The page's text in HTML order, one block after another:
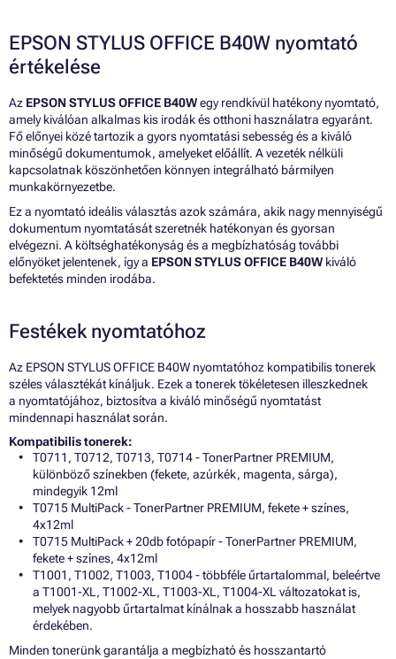
EPSON STYLUS OFFICE B40W nyomtató
értékelése
Az EPSON STYLUS OFFICE B40Wegy rendkívül hatékony nyomtató,
amely kiválóan alkalmas kis irodák és otthoni használatra egyaránt.
Fő előnyei közé tartozik a gyors nyomtatási sebesség és a kiváló
minőségű dokumentumok, amelyeket előállít. A vezeték nélküli
kapcsolatnak köszönhetően könnyen integrálható bármilyen
munkakörnyezetbe.
Ez a nyomtató ideális választás azok számára, akik nagy mennyiségű
dokumentum nyomtatását szeretnék hatékonyan és gyorsan
elvégezni. A költséghatékonyság és a megbízhatóság további
előnyöket jelentenek, így a EPSON STYLUS OFFICE B40W kiváló
befektetés minden irodába.
Festékek nyomtatóhoz
Az EPSON STYLUS OFFICE B40W nyomtatóhoz kompatibilis tonerek
széles választékát kínáljuk. Ezek a tonerek tökéletesen illeszkednek
a nyomtatójához, biztosítva a kiváló minőségű nyomtatást
mindennapi használat során.
Kompatibilis tonerek:
T0711, T0712, T0713, T0714 - TonerPartner PREMIUM,
különböző színekben (fekete, azúrkék, magenta, sárga),
mindegyik 12ml
T0715 MultiPack - TonerPartner PREMIUM, fekete + színes,
4x12ml
T0715 MultiPack + 20db fotópapír - TonerPartner PREMIUM,
fekete + színes, 4x12ml
T1001, T1002, T1003, T1004 - többféle űrtartalommal, beleértve
a T1001-XL, T1002-XL, T1003-XL, T1004-XL változatokat is,
melyek nagyobb űrtartalmat kínálnak a hosszabb használat
érdekében.
Minden tonerünk garantálja a megbízható és hosszantartó